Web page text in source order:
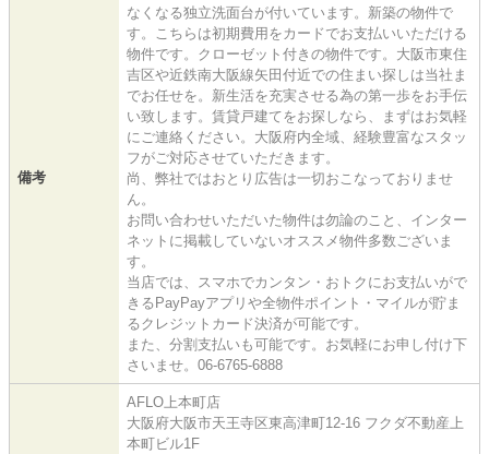
備考
なくなる独立洗面台が付いています。新築の物件で
す。こちらは初期費用をカードでお支払いいただける
物件です。クローゼット付きの物件です。大阪市東住
吉区や近鉄南大阪線矢田付近での住まい探しは当社ま
でお任せを。新生活を充実させる為の第一歩をお手伝
い致します。賃貸戸建てをお探しなら、まずはお気軽
にご連絡ください。大阪府内全域、経験豊富なスタッ
フがご対応させていただきます。
尚、弊社ではおとり広告は一切おこなっておりませ
ん。
お問い合わせいただいた物件は勿論のこと、インター
ネットに掲載していないオススメ物件多数ございま
す。
当店では、スマホでカンタン・おトクにお支払いがで
きるPayPayアプリや全物件ポイント・マイルが貯ま
るクレジットカード決済が可能です。
また、分割支払いも可能です。お気軽にお申し付け下
さいませ。06-6765-6888
AFLO上本町店
大阪府大阪市天王寺区東高津町12-16 フクダ不動産上
本町ビル1F